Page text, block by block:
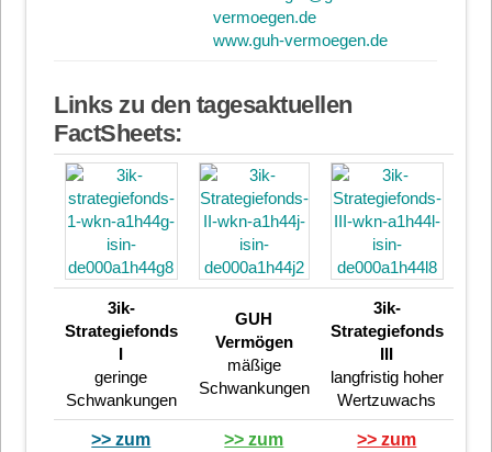
vermoegen.de
www.guh-vermoegen.de
Links zu den tagesaktuellen
FactSheets:
3ik-
Strategiefonds
I
geringe
Schwankungen
GUH
Vermögen
mäßige
Schwankungen
3ik-
Strategiefonds
III
langfristig hoher
Wertzuwachs
>> zum
>> zum
>> zum